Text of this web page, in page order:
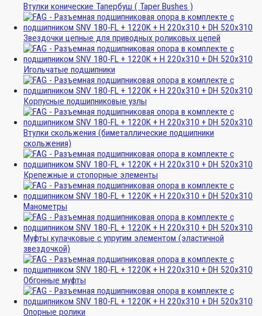
Втулки конические Тапербуш ( Taper Bushes )
Звездочки цепные для приводных роликовых цепей
Игольчатые подшипники
Корпусные подшипниковые узлы
Втулки скольжения (биметаллические подшипники
скольжения)
Крепежные и стопорные элементы
Манометры
Муфты кулачковые с упругим элементом (эластичной
звездочкой)
Обгонные муфты
Опорные ролики